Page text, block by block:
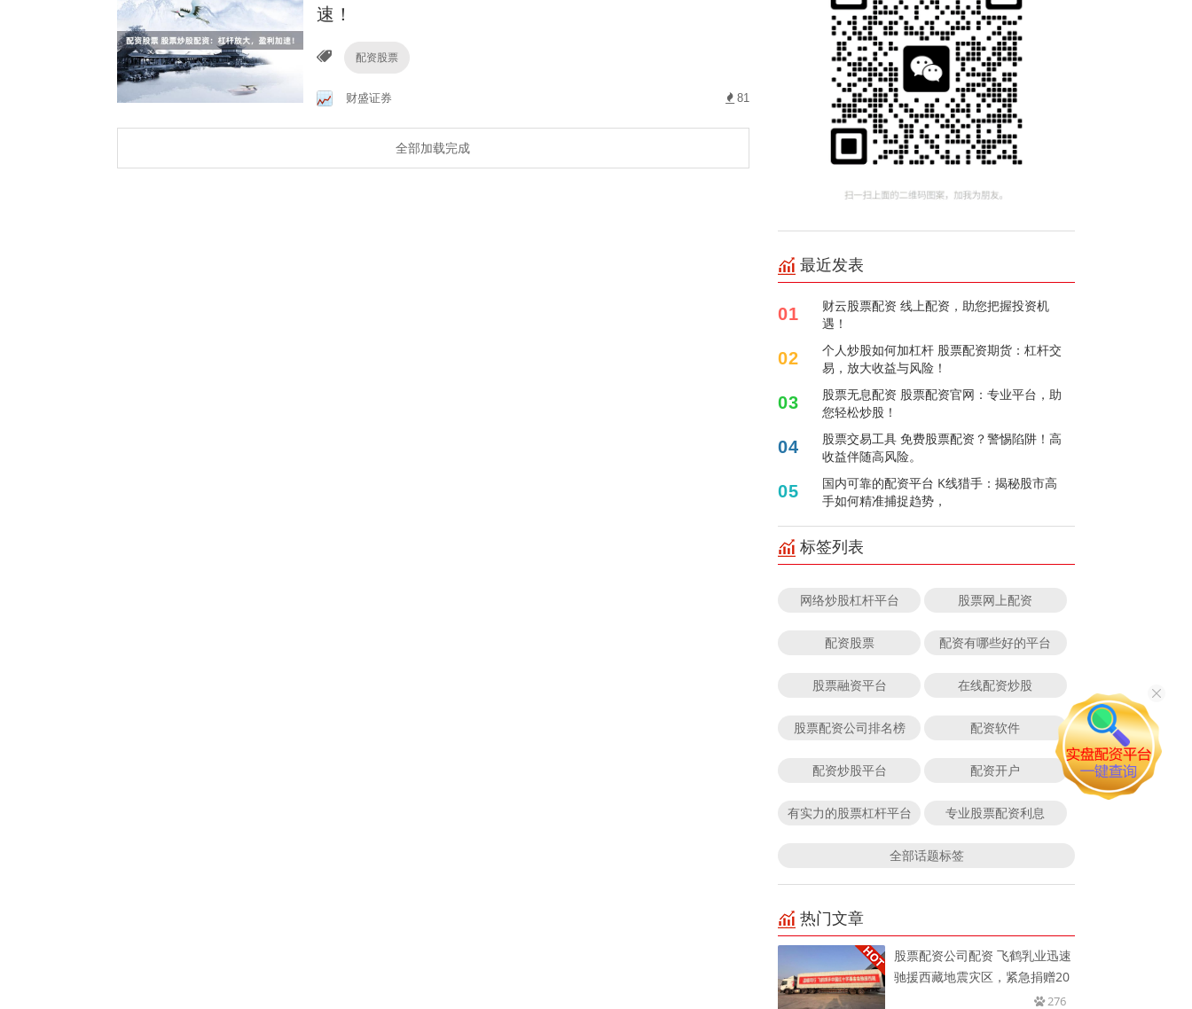
速！
配资股票
财盛证券 81
全部加载完成
最近发表
01
财云股票配资 线上配资，助您把握投资机
遇！
02
个人炒股如何加杠杆 股票配资期货：杠杆交
易，放大收益与风险！
03
股票无息配资 股票配资官网：专业平台，助
您轻松炒股！
04
股票交易工具 免费股票配资？警惕陷阱！高
收益伴随高风险。
05
国内可靠的配资平台 K线猎手：揭秘股市高
手如何精准捕捉趋势，
标签列表
网络炒股杠杆平台 股票网上配资
配资股票 配资有哪些好的平台
股票融资平台 在线配资炒股
股票配资公司排名榜 配资软件
配资炒股平台 配资开户
有实力的股票杠杆平台 专业股票配资利息
全部话题标签
热门文章
股票配资公司配资 飞鹤乳业迅速
驰援西藏地震灾区，紧急捐赠20
276